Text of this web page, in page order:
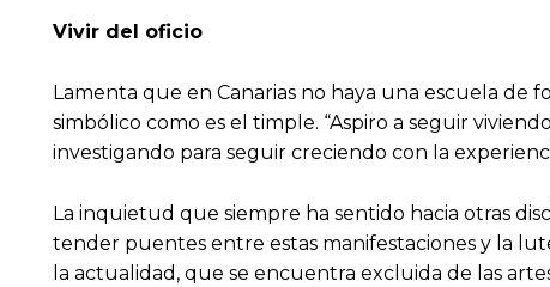
Vivir del oficio
Lamenta que en Canarias no haya una escuela
simbólico como es el timple. “Aspiro a seguir
investigando para seguir creciendo con la
La inquietud que siempre ha sentido hacia otras
tender puentes entre estas manifestaciones y la
la actualidad, que se encuentra excluida de las